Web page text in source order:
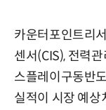
카운터포인트리
센서(CIS), 전력
스플레이구동반
실적이 시장 예상